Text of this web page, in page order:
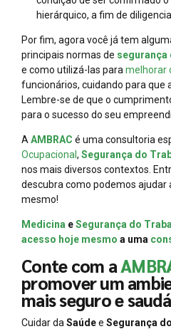
hierárquico, a fim de
Por fim, agora você já tem
principais normas de segurança
e como utilizá-las para melhorar
funcionários, cuidando para que
Lembre-se de que o
para o sucesso do seu
A AMBRAC é uma consultoria
Ocupacional , Segurança do
nos mais diversos contextos.
descubra como podemos ajudar
mesmo!
Medicina eSegurança do
acesso hoje mesmo a uma
Conte com a
promover um
mais seguro e
Cuidar da Saúdee Segurança